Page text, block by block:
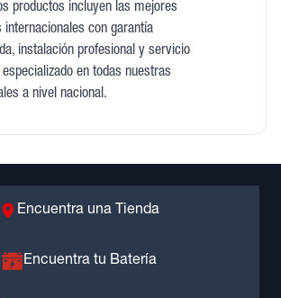
productos incluyen las mejores
internacionales con garantía
instalación profesional y servicio
en todas nuestras
a nivel nacional.
Encuentra una Tienda
Encuentra tu Batería